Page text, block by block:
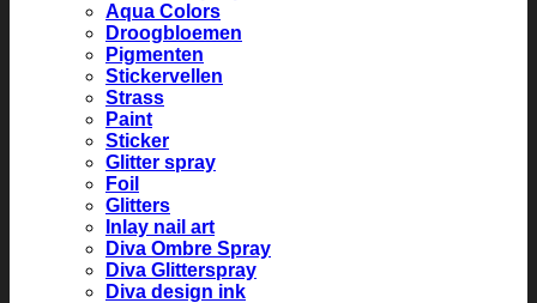
Aqua Colors
Droogbloemen
Pigmenten
Stickervellen
Strass
Paint
Sticker
Glitter spray
Foil
Glitters
Inlay nail art
Diva Ombre Spray
Diva Glitterspray
Diva design ink